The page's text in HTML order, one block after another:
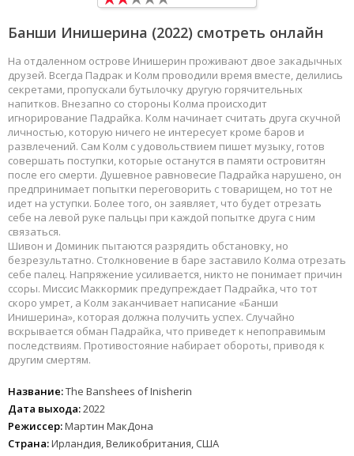
Банши Инишерина (2022) смотреть онлайн
На отдаленном острове Инишерин проживают двое закадычных
друзей. Всегда Падрак и Колм проводили время вместе, делились
секретами, пропускали бутылочку другую горячительных
напитков. Внезапно со стороны Колма происходит
игнорирование Падрайка. Колм начинает считать друга скучной
личностью, которую ничего не интересует кроме баров и
развлечений. Сам Колм с удовольствием пишет музыку, готов
совершать поступки, которые останутся в памяти островитян
после его смерти. Душевное равновесие Падрайка нарушено, он
предпринимает попытки переговорить с товарищем, но тот не
идет на уступки. Более того, он заявляет, что будет отрезать
себе на левой руке пальцы при каждой попытке друга с ним
связаться.
Шивон и Доминик пытаются разрядить обстановку, но
безрезультатно. Столкновение в баре заставило Колма отрезать
себе палец. Напряжение усиливается, никто не понимает причин
ссоры. Миссис Маккормик предупреждает Падрайка, что тот
скоро умрет, а Колм заканчивает написание «Банши
Инишерина», которая должна получить успех. Случайно
вскрывается обман Падрайка, что приведет к непоправимым
последствиям. Противостояние набирает обороты, приводя к
другим смертям.
Название:The Banshees of Inisherin
Дата выхода:2022
Режиссер:Мартин МакДона
Страна:Ирландия, Великобритания, США